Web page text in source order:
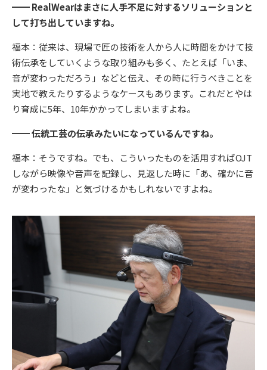
━━ RealWearはまさに人手不足に対するソリューションと
して打ち出していますね。
福本：従来は、現場で匠の技術を人から人に時間をかけて技
術伝承をしていくような取り組みも多く、たとえば「いま、
音が変わっただろう」などと伝え、その時に行うべきことを
実地で教えたりするようなケースもあります。これだとやは
り育成に5年、10年かかってしまいますよね。
━━ 伝統工芸の伝承みたいになっているんですね。
福本：そうですね。でも、こういったものを活用すればOJT
しながら映像や音声を記録し、見返した時に「あ、確かに音
が変わったな」と気づけるかもしれないですよね。